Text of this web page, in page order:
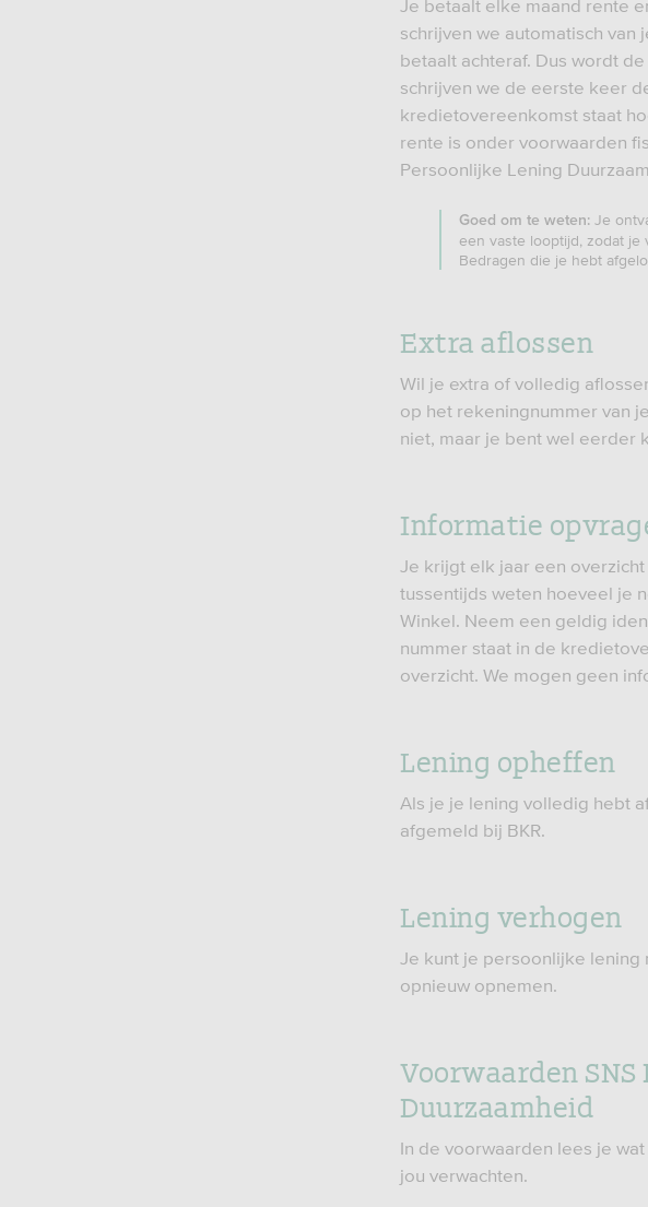
Je betaalt elke maand rente
schrijven we automatisch van
betaalt achteraf. Dus wordt
schrijven we de eerste keer
kredietovereenkomst staat
rente is onder voorwaarden
Persoonlijke Lening
Goed om te weten: Je
een vaste looptijd, zodat je
Bedragen die je hebt
Extra aflossen
Wil je extra of volledig
op het rekeningnummer van
niet, maar je bent wel eerder
Informatie
Je krijgt elk jaar een
tussentijds weten hoeveel je
Winkel. Neem een geldig
nummer staat in de
overzicht. We mogen geen
Lening opheffen
Als je je lening volledig hebt
afgemeld bij BKR.
Lening verhogen
Je kunt je persoonlijke lening
opnieuw opnemen.
Voorwaarden
Duurzaamheid
In de voorwaarden lees je
jou verwachten.